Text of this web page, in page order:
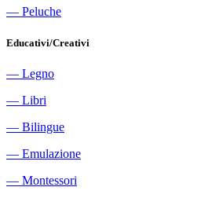
― Peluche
Educativi/Creativi
― Legno
― Libri
― Bilingue
― Emulazione
― Montessori